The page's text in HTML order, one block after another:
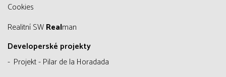
Cookies
Realitní SWRealman
Developerské projekty
Projekt - Pilar de la Horadada